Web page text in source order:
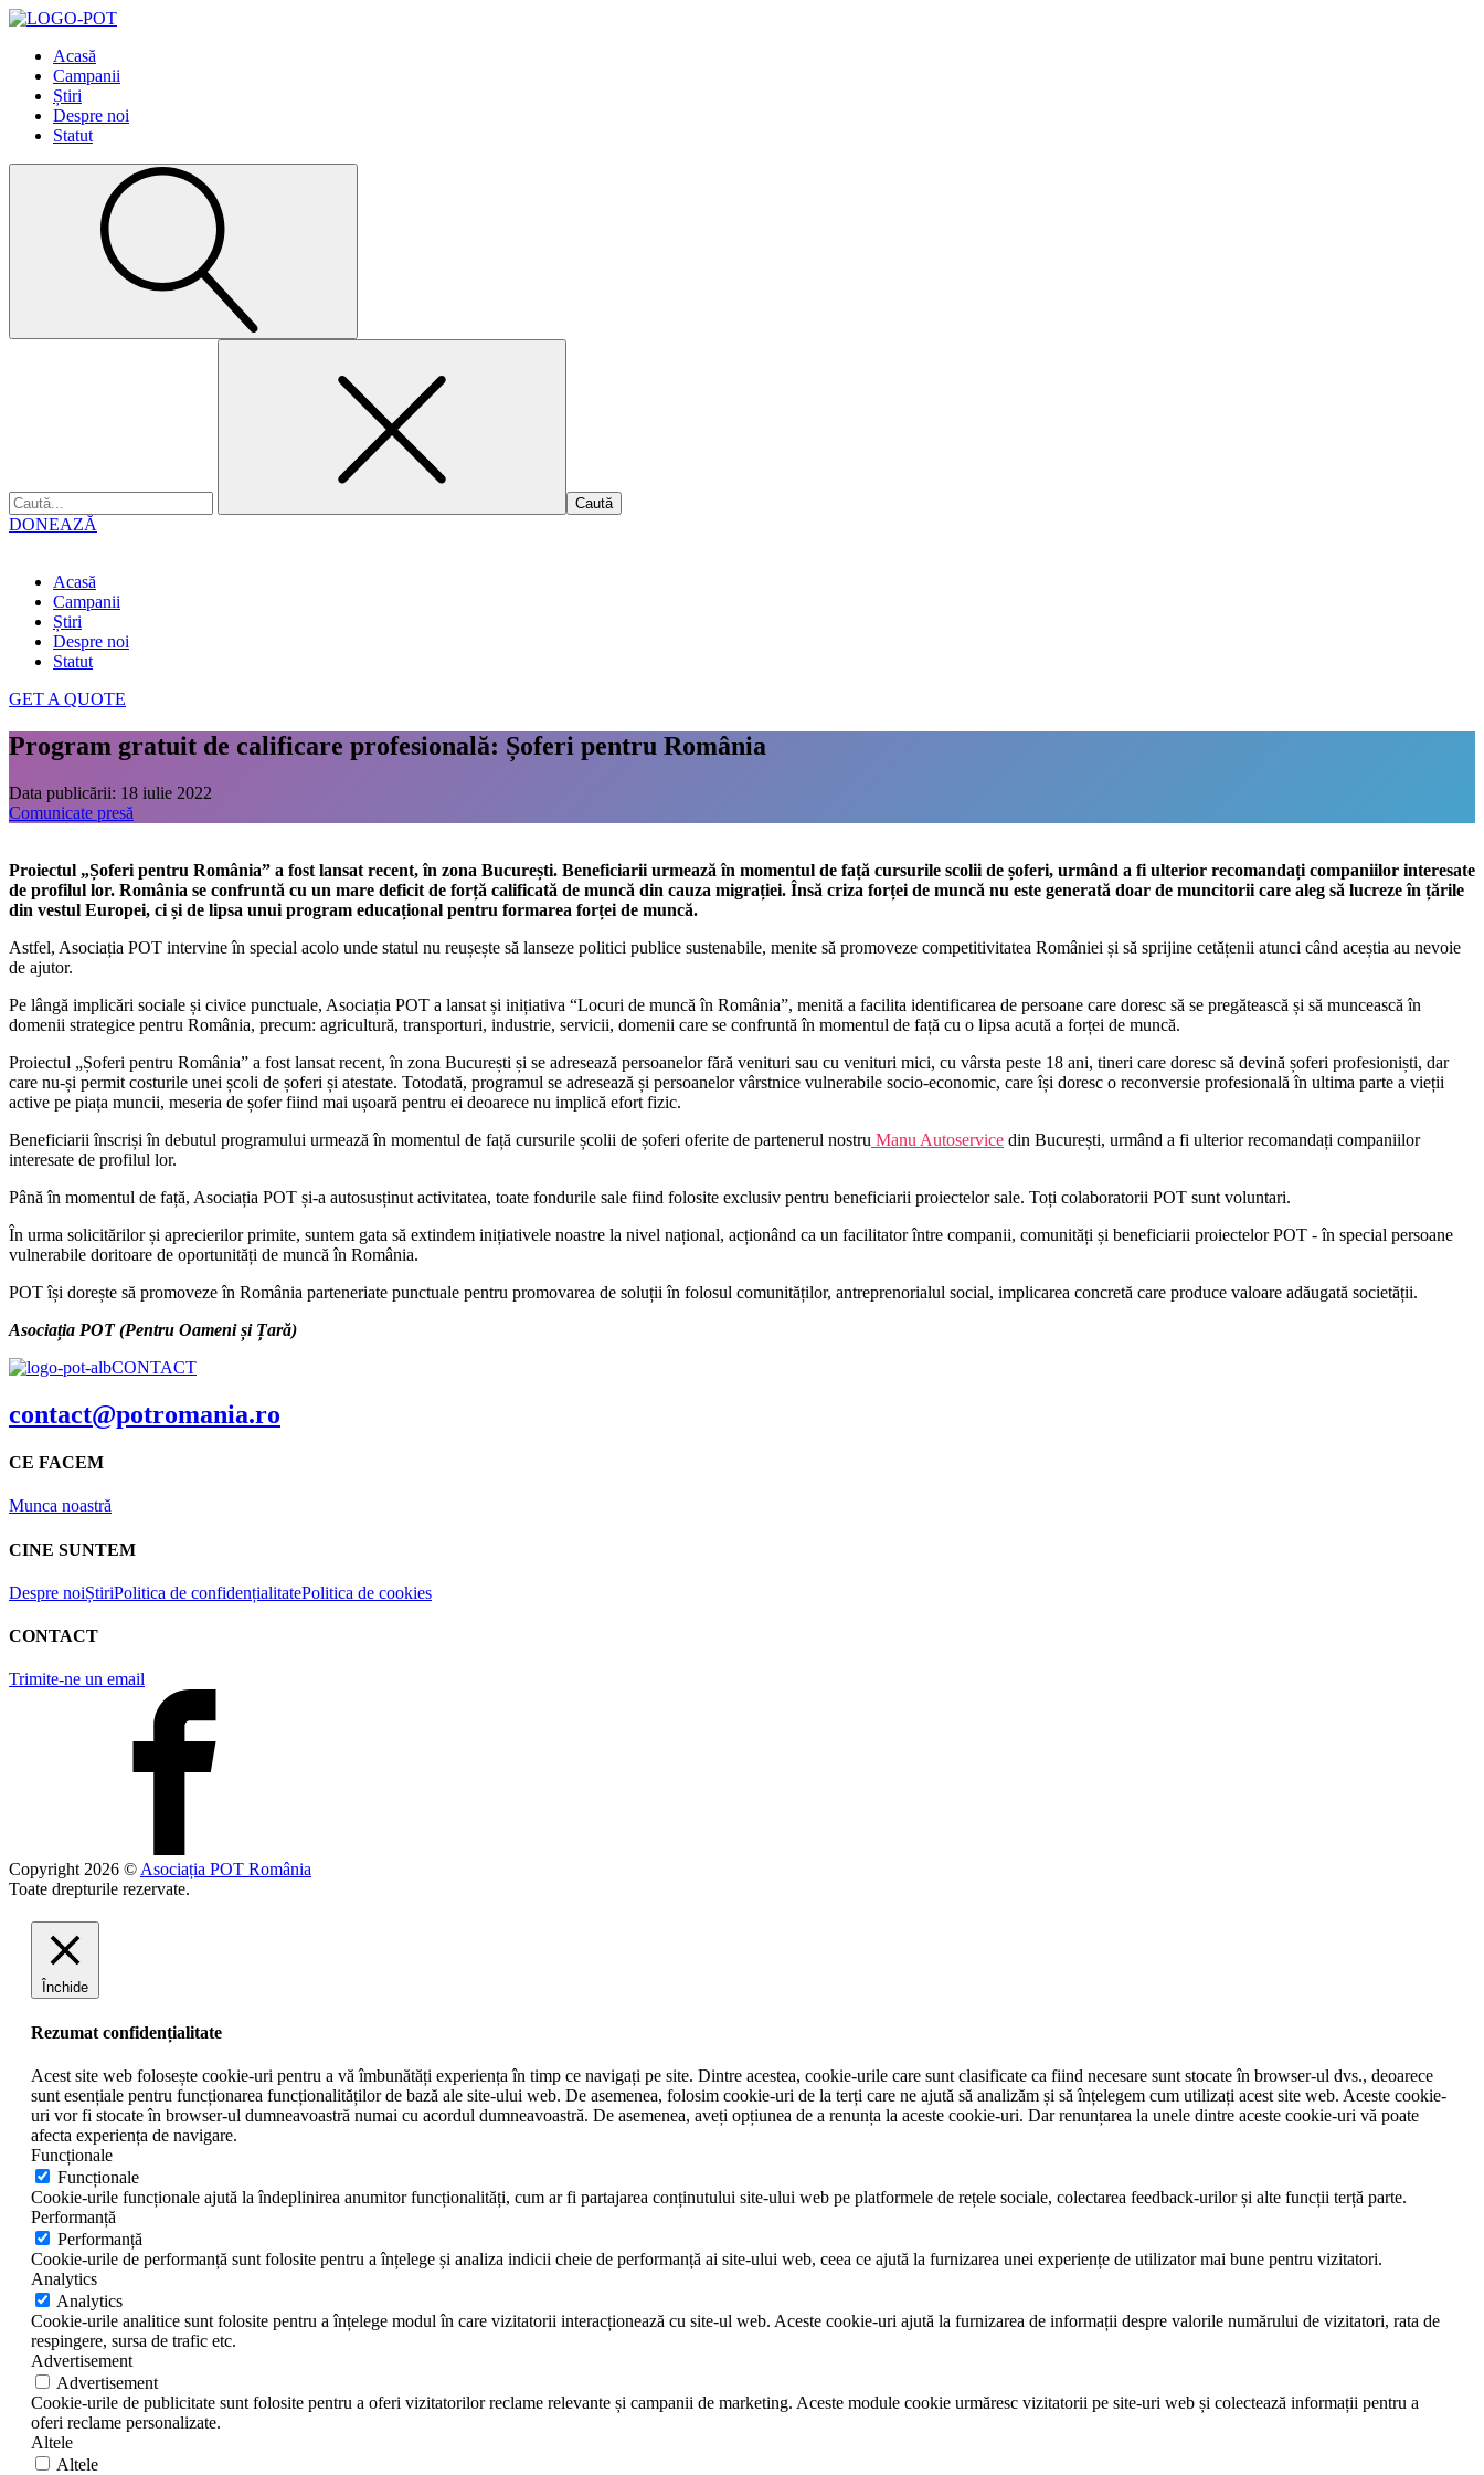
Acasă
Campanii
Știri
Despre noi
Statut
DONEAZĂ
Acasă
Campanii
Știri
Despre noi
Statut
GET A QUOTE
Program gratuit de calificare profesională: Șoferi pentru România
Data publicării: 18 iulie 2022
Comunicate presă
Proiectul „Șoferi pentru România” a fost lansat recent, în zona București. Beneficiarii urmează în momentul de față cursurile scolii de șoferi, urmând a fi ulterior recomandați companiilor interesate
de profilul lor. România se confruntă cu un mare deficit de forță calificată de muncă din cauza migrației. Însă criza forței de muncă nu este generată doar de muncitorii care aleg să lucreze în țările
din vestul Europei, ci și de lipsa unui program educațional pentru formarea forței de muncă.
Astfel, Asociația POT intervine în special acolo unde statul nu reușește să lanseze politici publice sustenabile, menite să promoveze competitivitatea României și să sprijine cetățenii atunci când aceștia au nevoie
de ajutor.
Pe lângă implicări sociale și civice punctuale, Asociația POT a lansat și inițiativa “Locuri de muncă în România”, menită a facilita identificarea de persoane care doresc să se pregătească și să muncească în
domenii strategice pentru România, precum: agricultură, transporturi, industrie, servicii, domenii care se confruntă în momentul de față cu o lipsa acută a forței de muncă.
Proiectul „Șoferi pentru România” a fost lansat recent, în zona București și se adresează persoanelor fără venituri sau cu venituri mici, cu vârsta peste 18 ani, tineri care doresc să devină șoferi profesioniști, dar
care nu-și permit costurile unei școli de șoferi și atestate. Totodată, programul se adresează și persoanelor vârstnice vulnerabile socio-economic, care își doresc o reconversie profesională în ultima parte a vieții
active pe piața muncii, meseria de șofer fiind mai ușoară pentru ei deoarece nu implică efort fizic.
Beneficiarii înscriși în debutul programului urmează în momentul de față cursurile școlii de șoferi oferite de partenerul nostru Manu Autoservice din București, urmând a fi ulterior recomandați companiilor
interesate de profilul lor.
Până în momentul de față, Asociația POT și-a autosusținut activitatea, toate fondurile sale fiind folosite exclusiv pentru beneficiarii proiectelor sale. Toți colaboratorii POT sunt voluntari.
În urma solicitărilor și aprecierilor primite, suntem gata să extindem inițiativele noastre la nivel național, acționând ca un facilitator între companii, comunități și beneficiarii proiectelor POT - în special persoane
vulnerabile doritoare de oportunități de muncă în România.
POT își dorește să promoveze în România parteneriate punctuale pentru promovarea de soluții în folosul comunităților, antreprenorialul social, implicarea concretă care produce valoare adăugată societății.
Asociația POT (Pentru Oameni și Țară)
CONTACT
contact@potromania.ro
CE FACEM
Munca noastră
CINE SUNTEM
Despre noiȘtiriPolitica de confidențialitatePolitica de cookies
CONTACT
Trimite-ne un email
Copyright 2026 © Asociația POT România
Toate drepturile rezervate.
Închide
Rezumat confidențialitate
Acest site web folosește cookie-uri pentru a vă îmbunătăți experiența în timp ce navigați pe site. Dintre acestea, cookie-urile care sunt clasificate ca fiind necesare sunt stocate în browser-ul dvs., deoarece
sunt esențiale pentru funcționarea funcționalităților de bază ale site-ului web. De asemenea, folosim cookie-uri de la terți care ne ajută să analizăm și să înțelegem cum utilizați acest site web. Aceste cookie-
uri vor fi stocate în browser-ul dumneavoastră numai cu acordul dumneavoastră. De asemenea, aveți opțiunea de a renunța la aceste cookie-uri. Dar renunțarea la unele dintre aceste cookie-uri vă poate
afecta experiența de navigare.
Funcționale
Funcționale
Cookie-urile funcționale ajută la îndeplinirea anumitor funcționalități, cum ar fi partajarea conținutului site-ului web pe platformele de rețele sociale, colectarea feedback-urilor și alte funcții terță parte.
Performanță
Performanță
Cookie-urile de performanță sunt folosite pentru a înțelege și analiza indicii cheie de performanță ai site-ului web, ceea ce ajută la furnizarea unei experiențe de utilizator mai bune pentru vizitatori.
Analytics
Analytics
Cookie-urile analitice sunt folosite pentru a înțelege modul în care vizitatorii interacționează cu site-ul web. Aceste cookie-uri ajută la furnizarea de informații despre valorile numărului de vizitatori, rata de
respingere, sursa de trafic etc.
Advertisement
Advertisement
Cookie-urile de publicitate sunt folosite pentru a oferi vizitatorilor reclame relevante și campanii de marketing. Aceste module cookie urmăresc vizitatorii pe site-uri web și colectează informații pentru a
oferi reclame personalizate.
Altele
Altele